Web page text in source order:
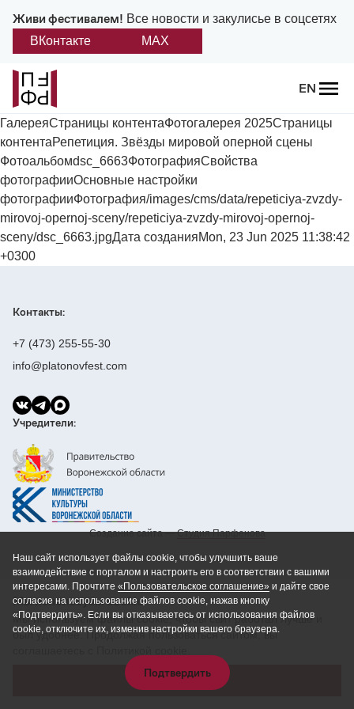
Живи фестивалем! Все новости и закулисье в соцсетях
ВКонтакте
MAX
EN
Назад
О фестивале
Платонов
Положение о фестивале
Учредители и партнеры
Платоновская премия
Отчеты и документы
ГалереяСтраницы контентаФотогалерея 2025Страницы
контентаРепетиция. Звёзды мировой оперной сцены
Фотоальбомdsc_6663ФотографияСвойства
фотографииОсновные настройки
фотографииФотография/images/cms/data/repeticiya-zvzdy-
mirovoj-opernoj-sceny/repeticiya-zvzdy-mirovoj-opernoj-
sceny/dsc_6663.jpgДата созданияMon, 23 Jun 2025 11:38:42
+0300
Контакты:
+7 (473) 255-55-30
info@platonovfest.com
Учредители:
Создание сайта —Cтудия Парфенова
Наш сайт использует файлы cookie, чтобы улучшить ваше
взаимодействие с порталом и настроить его в соответствии с вашими
интересами. Прочтите «Пользовательское соглашение» и дайте свое
согласие на использование файлов cookie, нажав кнопку
«Подтвердить». Если вы отказываетесь от использования файлов
cookie, отключите их, изменив настройки вашего браузера.
Подтвердить
Мы используем cookie
Мы используем файлы cookie, чтобы сайт работал лучше и
был удобнее. Продолжая пользоваться сайтом, вы
Принять